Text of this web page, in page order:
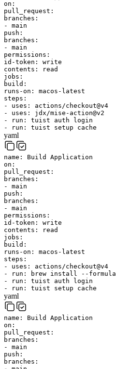
on :
pull_request :
branches :
-
main
push :
branches :
-
main
permissions :
id-token :
write
contents :
read
jobs :
build :
runs-on :
macos-latest
steps :
-
uses :
actions/checkout@v4
-
uses :
jdx/mise-action@v2
-
run : tuist auth
login
-
run : tuist setup cache
yaml
name :
Build Application
on :
pull_request :
branches :
-
main
push :
branches :
-
main
permissions :
id-token :
write
contents :
read
jobs :
build :
runs-on :
macos-latest
steps :
-
uses :
actions/checkout@v4
-
run : brew install --formula
-
run : tuist auth
login
-
run : tuist setup cache
yaml
name :
Build Application
on :
pull_request :
branches :
-
main
push :
branches :